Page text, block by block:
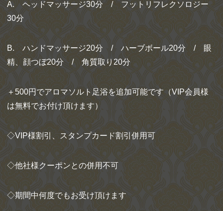
A. ヘッドマッサージ30分 / フットリフレクソロジー
30分
B. ハンドマッサージ20分 / ハーブボール20分 / 眼
精、顔つぼ20分 / 角質取り20分
＋500円でアロマソルト足浴を追加可能です（VIP会員様
は無料でお付け頂けます）
◇VIP様割引、スタンプカード割引併用可
◇他社様クーポンとの併用不可
◇期間中何度でもお受け頂けます